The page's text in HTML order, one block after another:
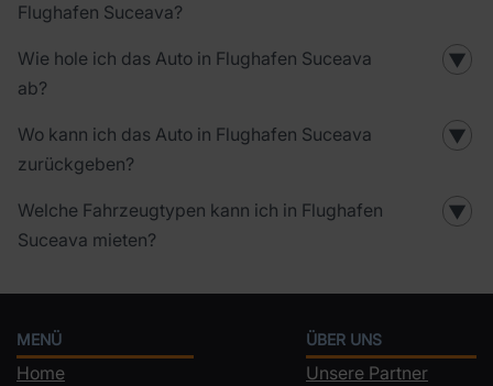
Flughafen Suceava?
Wie hole ich das Auto in Flughafen Suceava
ab?
▼
Wo kann ich das Auto in Flughafen Suceava
zurückgeben?
▼
Welche Fahrzeugtypen kann ich in Flughafen
Suceava mieten?
▼
MENÜ
Home
ÜBER UNS
Unsere Partner